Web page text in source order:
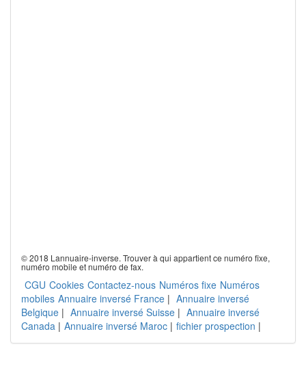
© 2018 Lannuaire-inverse. Trouver à qui appartient ce numéro fixe,
numéro mobile et numéro de fax.
CGU Cookies Contactez-nous Numéros fixe Numéros
mobiles Annuaire inversé France | Annuaire inversé
Belgique | Annuaire inversé Suisse | Annuaire inversé
Canada | Annuaire inversé Maroc | fichier prospection |